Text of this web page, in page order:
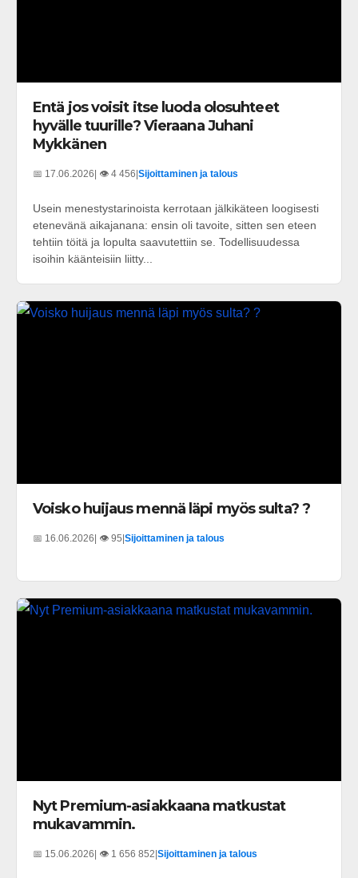
Entä jos voisit itse luoda olosuhteet
hyvälle tuurille? Vieraana Juhani
Mykkänen
📅 17.06.2026| 👁️ 4 456|Sijoittaminen ja talous
Usein menestystarinoista kerrotaan jälkikäteen loogisesti
etenevänä aikajanana: ensin oli tavoite, sitten sen eteen
tehtiin töitä ja lopulta saavutettiin se. Todellisuudessa
isoihin käänteisiin liitty...
Voisko huijaus mennä läpi myös sulta? ?
📅 16.06.2026 | 👁️ 95 Sijoittaminen ja talous
Nyt Premium-asiakkaana matkustat
mukavammin.
📅 15.06.2026 | 👁️ 1 656 852 Sijoittaminen ja talous